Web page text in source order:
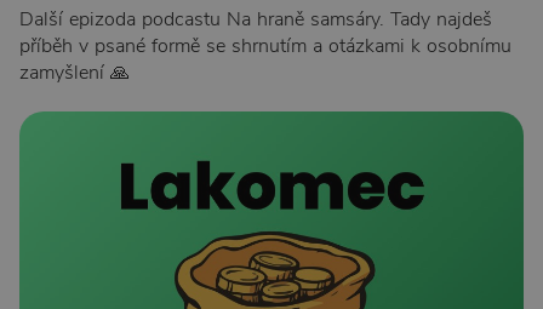
Další epizoda podcastu Na hraně samsáry. Tady najdeš
příběh v psané formě se shrnutím a otázkami k osobnímu
zamyšlení 🙏